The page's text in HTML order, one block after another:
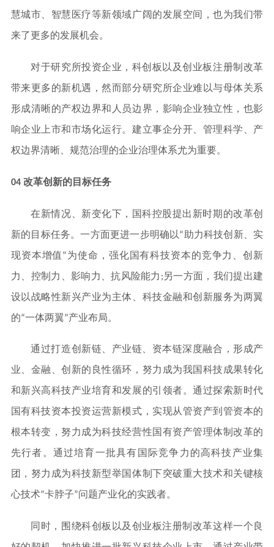
慧城市、智慧医疗等新领域广阔的发展空间，也为我们带
来了更多的发展机会。
对于研究所投资企业，科创板以及创业板注册制改革
带来更多的新机遇，然而部分研究所企业难以与母体关系
形成清晰的产权边界和人员边界，影响企业独立性，也影
响企业上市和市场化运行。建立事企分开、管理科学、产
权边界清晰、规范治理的企业治理体系尤为重要。
04 改革创新的目标任务
在新情况、新变化下，国科控股提出新时期的改革创
新的目标任务。一方面更进一步明确以“助力科技创新、实
现资本增值”为使命，强化国有科技资本的竞争力、创新
力、控制力、影响力、抗风险能力;另一方面，我们提出建
设以战略性新兴产业为主体、科技金融和创新服务为两翼
的“一体两翼”产业布局。
通过打造创新链、产业链、资本链深度融合，形成产
业、金融、创新的良性循环，努力成为我国科技成果转化
和新兴高科技产业培育和发展的引领者。通过探索新时代
国有科技资本投资运营新模式，实现从管资产到管资本的
根本转变，努力成为科技经营性国有资产管理体制改革的
先行者。通过培育一批具有国际竞争力的高科技产业集
团，努力成为科技新型举国体制下突破重大技术和关键核
心技术“卡脖子”问题产业化的实践者。
同时，围绕科创板以及创业板注册制改革这样一个良